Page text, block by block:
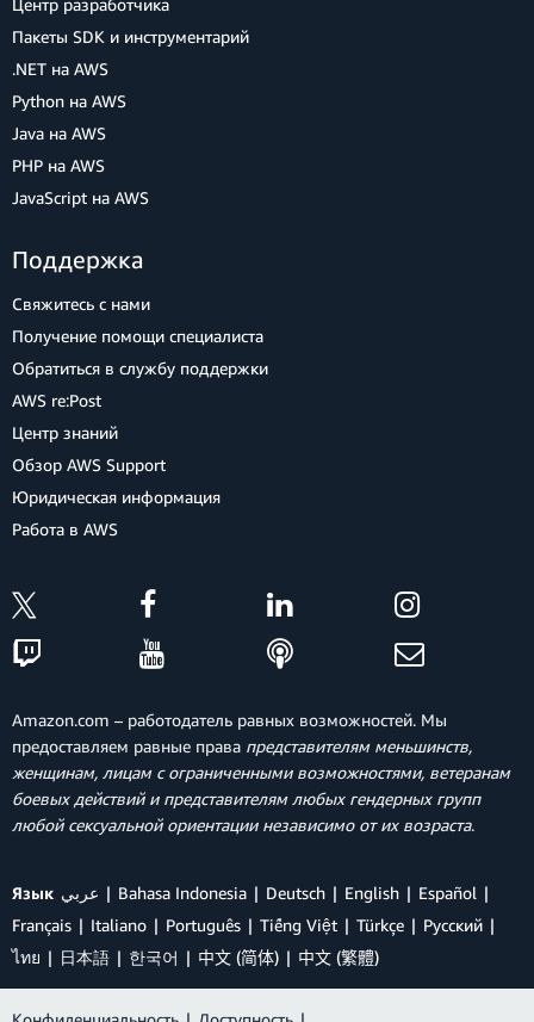
Центр разработчика
Пакеты SDK и инструментарий
.NET на AWS
Python на AWS
Java на AWS
PHP на AWS
JavaScript на AWS
Поддержка
Свяжитесь с нами
Получение помощи специалиста
Обратиться в службу поддержки
AWS re:Post
Центр знаний
Обзор AWS Support
Юридическая информация
Работа в AWS
Amazon.com – работодатель равных возможностей. Мы
предоставляем равные права представителям меньшинств,
женщинам, лицам с ограниченными возможностями, ветеранам
боевых действий и представителям любых гендерных групп
любой сексуальной ориентации независимо от их возраста.
Язык عربي Bahasa Indonesia Deutsch English
Español
Français
Italiano Português Tiếng Việt Türkçe
Ρусский
ไทย
日本語 한국어 中文 (简体) 中文 (繁體)